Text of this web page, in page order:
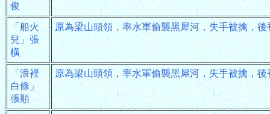
俊
「船火
兒」張
橫
原為梁山頭領，率水軍偷襲黑犀河，失手被擒，
「浪裡
白條」
張順
原為梁山頭領，率水軍偷襲黑犀河，失手被擒，